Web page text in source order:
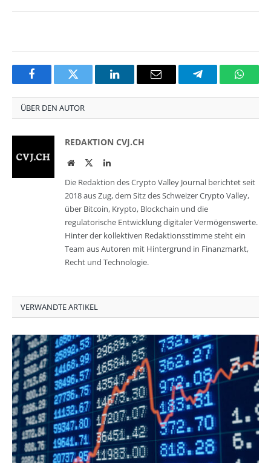
FacebookTwitter LinkedInEmail Telegram
ÜBER DEN AUTOR
REDAKTION CVJ.CH
WebsiteTwitterLinkedIn
Die Redaktion des Crypto Valley Journal berichtet seit
2018 aus Zug, dem Sitz des Schweizer Crypto Valley,
über Bitcoin, Krypto, Blockchain und die
regulatorische Entwicklung digitaler Vermögenswerte.
Hinter der kollektiven Redaktionsstimme steht ein
Team aus Autoren mit Hintergrund in Finanzmarkt,
Recht und Technologie.
VERWANDTE ARTIKEL